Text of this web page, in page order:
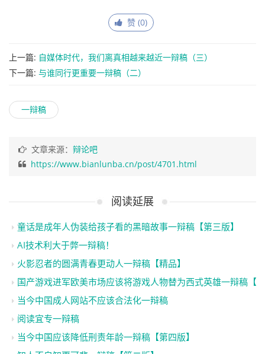
赞 (0)
上一篇: 自媒体时代，我们离真相越来越近一辩稿（三）
下一篇: 与谁同行更重要一辩稿（二）
一辩稿
文章来源： 辩论吧
https://www.bianlunba.cn/post/4701.html
阅读延展
童话是成年人伪装给孩子看的黑暗故事一辩稿【第三版】
AI技术利大于弊一辩稿！
火影忍者的圆满青春更动人一辩稿【精品】
国产游戏进军欧美市场应该将游戏人物替为西式英雄一辩稿【
当今中国成人网站不应该合法化一辩稿
阅读宜专一辩稿
当今中国应该降低刑责年龄一辩稿【第四版】